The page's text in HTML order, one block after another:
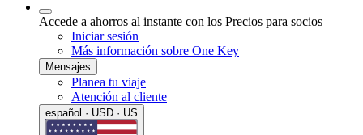
Accede a ahorros al instante con los Precios para socios
Iniciar sesión
Más información sobre One Key
Mensajes
Planea tu viaje
Atención al cliente
español · USD · US